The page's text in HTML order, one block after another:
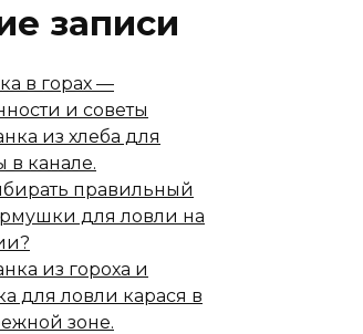
записи
в горах —
и советы
из хлеба для
в канале.
правильный
для ловли на
из гороха и
для ловли карася в
зоне.